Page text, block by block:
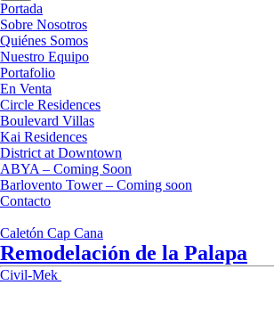
Portada
Sobre Nosotros
Quiénes Somos
Nuestro Equipo
Portafolio
En Venta
Circle Residences
Boulevard Villas
Kai Residences
District at Downtown
ABYA – Coming Soon
Barlovento Tower – Coming soon
Contacto
Caletón Cap Cana
Remodelación de la Palapa
Civil-Mek